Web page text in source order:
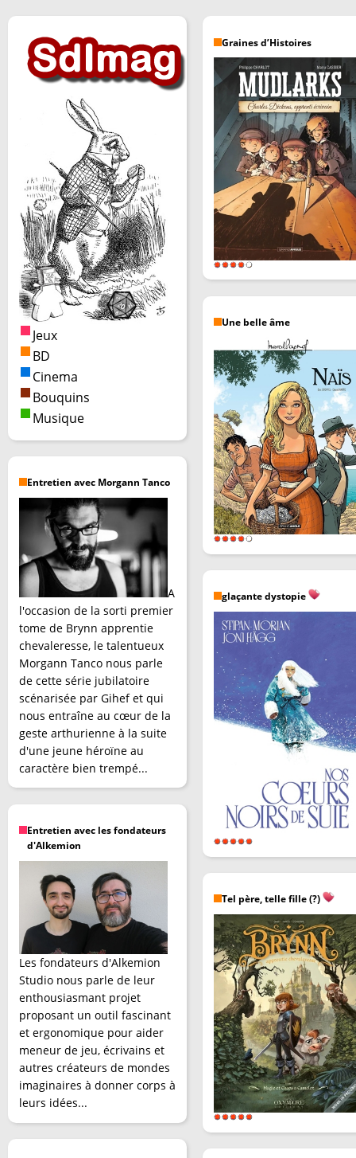
Jeux
BD
Cinema
Bouquins
Musique
Entretien avec Morgann Tanco
A
l'occasion de la sorti premier
tome de Brynn apprentie
chevaleresse, le talentueux
Morgann Tanco nous parle
de cette série jubilatoire
scénarisée par Gihef et qui
nous entraîne au cœur de la
geste arthurienne à la suite
d'une jeune héroïne au
caractère bien trempé...
Entretien avec les fondateurs
d'Alkemion
Les fondateurs d'Alkemion
Studio nous parle de leur
enthousiasmant projet
proposant un outil fascinant
et ergonomique pour aider
meneur de jeu, écrivains et
autres créateurs de mondes
imaginaires à donner corps à
leurs idées...
Graines d’Histoires
Une belle âme
glaçante dystopie
Tel père, telle fille (?)